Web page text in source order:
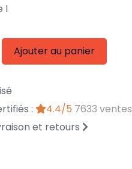
l
Ajouter au panier
:
4.4/5 7633 ventes
et retours